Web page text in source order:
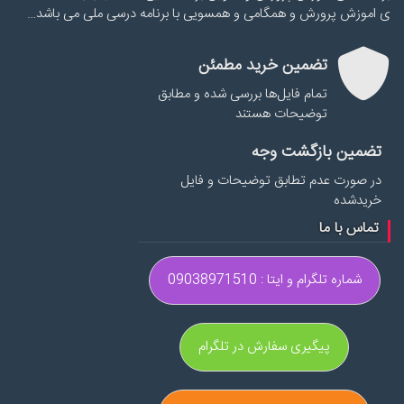
ی اموزش پرورش و همگامی و همسویی با برنامه درسی ملی می باشد…
تضمین خرید مطمئن
تمام فایل‌ها بررسی شده و مطابق
توضیحات هستند
تضمین بازگشت وجه
در صورت عدم تطابق توضیحات و فایل
خریدشده
تماس با ما
شماره تلگرام و ایتا : 09038971510
پیگیری سفارش در تلگرام